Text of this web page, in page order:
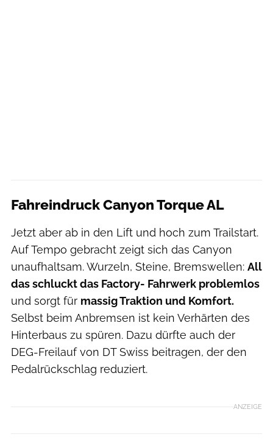
Fahreindruck Canyon Torque AL
Jetzt aber ab in den Lift und hoch zum Trailstart.
Auf Tempo gebracht zeigt sich das Canyon
unaufhaltsam. Wurzeln, Steine, Bremswellen: All
das schluckt das Factory- Fahrwerk problemlos
und sorgt für massig Traktion und Komfort.
Selbst beim Anbremsen ist kein Verhärten des
Hinterbaus zu spüren. Dazu dürfte auch der
DEG-Freilauf von DT Swiss beitragen, der den
Pedalrückschlag reduziert.
ANZEIGE